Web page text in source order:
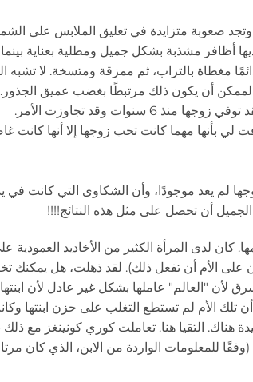
صعوبة متزايدة في تعليق الملابس على
أظافر مشذبة بشكل جميل ومطلية بعناية بينما
مغطاة بالتراب، ثم ممزقة ومتسخة. لا تشبه
أن يكون ذلك مرتبطًا بغضب عميق الجذور.
وقد تجاوزت الأمر.
بأنها مهما كانت تحب زوجها إلا أنها كانت
لم يعد موجودًا، وأن الشكاوى التي كانت في
أن تحصل على مثل هذه النتائج!!!!
كان لدى المرأة الكثير من الأخاديد العمودية
على الأم أن تفعل ذلك). لقد ذهلت، هل يمكنك
لأن "العالم" عاملها بشكل غير عادل لأن
تلك الأم لم تستطع التغلب على حزن ابنتها
هناك. التقيا هنا. تعاملت كوري كونينغز مع
للمعلومات الواردة من الابن، الذي كان